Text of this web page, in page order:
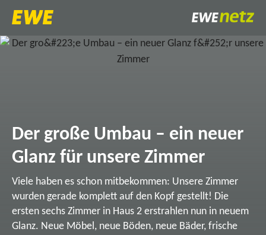
Der große Umbau – ein neuer
Glanz für unsere Zimmer
Viele haben es schon mitbekommen: Unsere Zimmer
wurden gerade komplett auf den Kopf gestellt! Die
ersten sechs Zimmer in Haus 2 erstrahlen nun in neuem
Glanz. Neue Möbel, neue Böden, neue Bäder, frische